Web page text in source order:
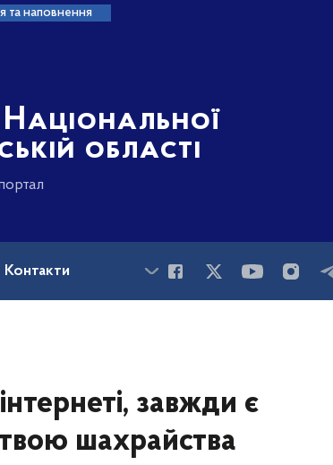
та наповнення
Національної
області
Контакти
завжди є
шахрайства